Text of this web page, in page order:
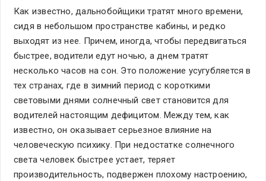
Как известно, дальнобойщики тратят много времени,
сидя в небольшом пространстве кабины, и редко
выходят из нее. Причем, иногда, чтобы передвигаться
быстрее, водители едут ночью, а днем тратят
несколько часов на сон. Это положение усугубляется в
тех странах, где в зимний период с короткими
световыми днями солнечный свет становится для
водителей настоящим дефицитом. Между тем, как
известно, он оказывает серьезное влияние на
человеческую психику. При недостатке солнечного
света человек быстрее устает, теряет
производительность, подвержен плохому настроению,